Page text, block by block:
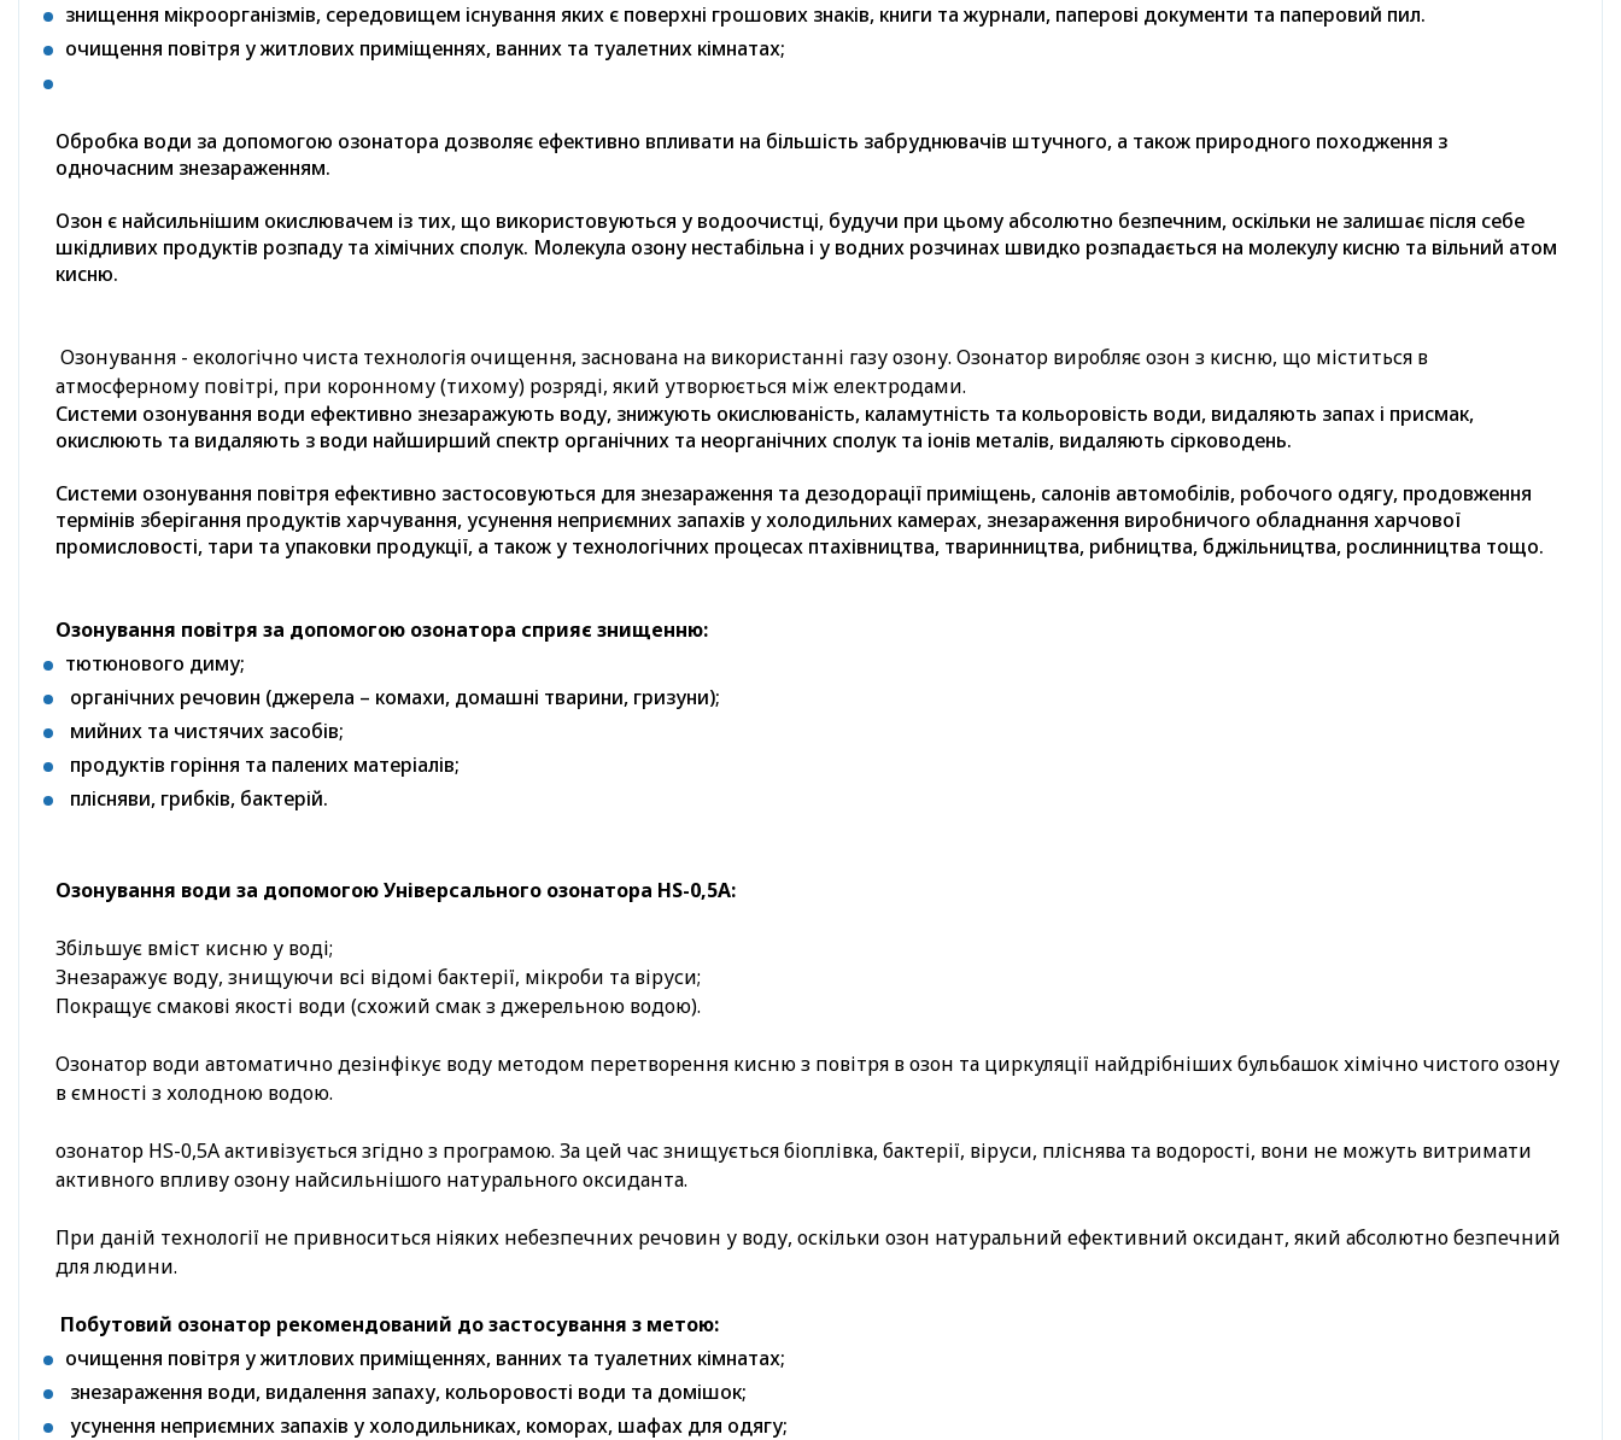
знищення мікроорганізмів, середовищем існування яких є поверхні грошових знаків, книги та журнали, паперові документи та паперовий пил.
очищення повітря у житлових приміщеннях, ванних та туалетних кімнатах;
Обробка води за допомогою озонатора дозволяє ефективно впливати на більшість забруднювачів штучного, а також природного походження з
одночасним знезараженням.
Озон є найсильнішим окислювачем із тих, що використовуються у водоочистці, будучи при цьому абсолютно безпечним, оскільки не залишає після себе
шкідливих продуктів розпаду та хімічних сполук. Молекула озону нестабільна і у водних розчинах швидко розпадається на молекулу кисню та вільний атом
кисню.
Озонування - екологічно чиста технологія очищення, заснована на використанні газу озону. Озонатор виробляє озон з кисню, що міститься в
атмосферному повітрі, при коронному (тихому) розряді, який утворюється між електродами.
Системи озонування води ефективно знезаражують воду, знижують окислюваність, каламутність та кольоровість води, видаляють запах і присмак,
окислюють та видаляють з води найширший спектр органічних та неорганічних сполук та іонів металів, видаляють сірководень.
Системи озонування повітря ефективно застосовуються для знезараження та дезодорації приміщень, салонів автомобілів, робочого одягу, продовження
термінів зберігання продуктів харчування, усунення неприємних запахів у холодильних камерах, знезараження виробничого обладнання харчової
промисловості, тари та упаковки продукції, а також у технологічних процесах птахівництва, тваринництва, рибництва, бджільництва, рослинництва тощо.
Озонування повітря за допомогою озонатора сприяє знищенню:
тютюнового диму;
органічних речовин (джерела – комахи, домашні тварини, гризуни);
мийних та чистячих засобів;
продуктів горіння та палених матеріалів;
плісняви, грибків, бактерій.
Озонування води за допомогою Універсального озонатора HS-0,5A:
Збільшує вміст кисню у воді;
Знезаражує воду, знищуючи всі відомі бактерії, мікроби та віруси;
Покращує смакові якості води (схожий смак з джерельною водою).
Озонатор води автоматично дезінфікує воду методом перетворення кисню з повітря в озон та циркуляції найдрібніших бульбашок хімічно чистого озону
в ємності з холодною водою.
озонатор HS-0,5A активізується згідно з програмою. За цей час знищується біоплівка, бактерії, віруси, пліснява та водорості, вони не можуть витримати
активного впливу озону найсильнішого натурального оксиданта.
При даній технології не привноситься ніяких небезпечних речовин у воду, оскільки озон натуральний ефективний оксидант, який абсолютно безпечний
для людини.
Побутовий озонатор рекомендований до застосування з метою:
очищення повітря у житлових приміщеннях, ванних та туалетних кімнатах;
знезараження води, видалення запаху, кольоровості води та домішок;
усунення неприємних запахів у холодильниках, коморах, шафах для одягу;